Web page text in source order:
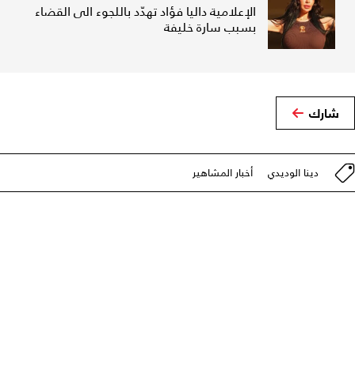
الإعلامية داليا فؤاد تهدّد باللجوء الى القضاء
بسبب سارة خليفة
شارك
دينا الوديدي أخبار المشاهير